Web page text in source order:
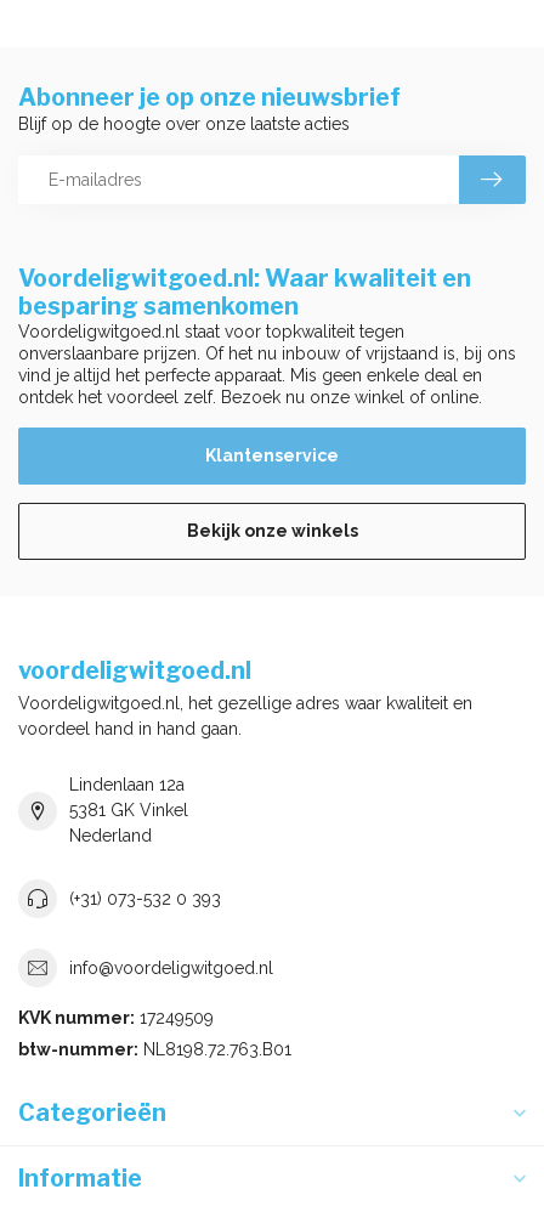
Voordeligwitgoed.nl: Waar kwaliteit en
besparing samenkomen
Voordeligwitgoed.nl staat voor topkwaliteit tegen
onverslaanbare prijzen. Of het nu inbouw of vrijstaand is, bij ons
vind je altijd het perfecte apparaat. Mis geen enkele deal en
ontdek het voordeel zelf. Bezoek nu onze winkel of online.
Klantenservice
Bekijk onze winkels
Abonneer je op onze nieuwsbrief
Blijf op de hoogte over onze laatste acties
voordeligwitgoed.nl
Voordeligwitgoed.nl, het gezellige adres waar kwaliteit en
voordeel hand in hand gaan.
Lindenlaan 12a
5381 GK Vinkel
Nederland
(+31) 073-532 0 393
info@voordeligwitgoed.nl
KVK nummer: 17249509
btw-nummer: NL8198.72.763.B01
Categorieën
Informatie